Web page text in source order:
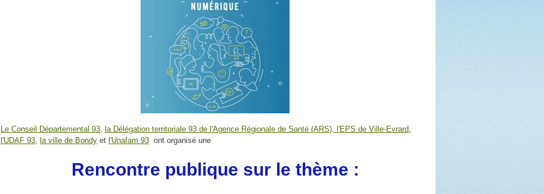
Le Conseil Départemental 93 la Délégation territoriale 93 de l'Agence Régionale de Santé (ARS), l'EPS de Ville-Evrard
l'UDAF 93
la ville de Bondy et l'Unafam 93 ont organisé une
Rencontre publique sur le thème :